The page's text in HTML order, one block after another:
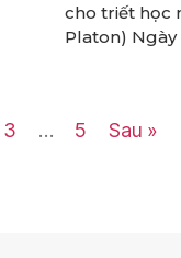
cho triết học
Platon) Ngày
3 … 5 Sau »